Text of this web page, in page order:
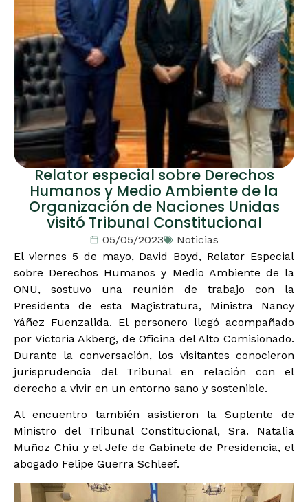
Relator especial sobre Derechos
Humanos y Medio Ambiente de la
Organización de Naciones Unidas
visitó Tribunal Constitucional
05/05/2023
Noticias
El viernes 5 de mayo, David Boyd, Relator Especial
sobre Derechos Humanos y Medio Ambiente de la
ONU, sostuvo una reunión de trabajo con la
Presidenta de esta Magistratura, Ministra Nancy
Yáñez Fuenzalida. El personero llegó acompañado
por Victoria Akberg, de Oficina del Alto Comisionado.
Durante la conversación, los visitantes conocieron
jurisprudencia del Tribunal en relación con el
derecho a vivir en un entorno sano y sostenible.
Al encuentro también asistieron la Suplente de
Ministro del Tribunal Constitucional, Sra. Natalia
Muñoz Chiu y el Jefe de Gabinete de Presidencia, el
abogado Felipe Guerra Schleef.